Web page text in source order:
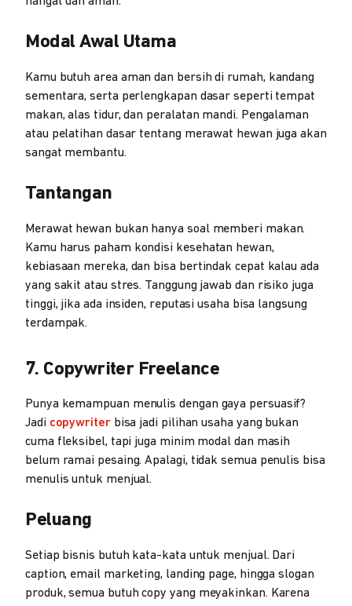
Modal Awal Utama
Kamu butuh area aman dan bersih di rumah, kandang
sementara, serta perlengkapan dasar seperti tempat
makan, alas tidur, dan peralatan mandi. Pengalaman
atau pelatihan dasar tentang merawat hewan juga akan
sangat membantu.
Tantangan
Merawat hewan bukan hanya soal memberi makan.
Kamu harus paham kondisi kesehatan hewan,
kebiasaan mereka, dan bisa bertindak cepat kalau ada
yang sakit atau stres. Tanggung jawab dan risiko juga
tinggi, jika ada insiden, reputasi usaha bisa langsung
terdampak.
7. Copywriter Freelance
Punya kemampuan menulis dengan gaya persuasif?
Jadi copywriterbisa jadi pilihan usaha yang bukan
cuma fleksibel, tapi juga minim modal dan masih
belum ramai pesaing. Apalagi, tidak semua penulis bisa
menulis untuk menjual.
Peluang
Setiap bisnis butuh kata-kata untuk menjual. Dari
caption, email marketing, landing page, hingga slogan
produk, semua butuh copy yang meyakinkan. Karena